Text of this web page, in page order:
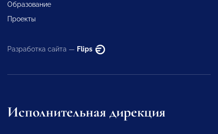
Образование
Проекты
Разработка сайта — Flips
Исполнительная дирекция